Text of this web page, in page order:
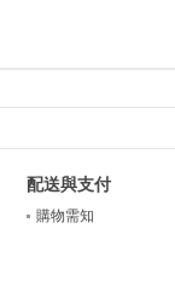
配送與支付
購物需知